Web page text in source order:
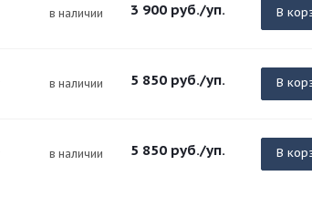
в наличии 3 900руб./уп. В
в наличии 5 850руб./уп. В
в наличии 5 850руб./уп. В